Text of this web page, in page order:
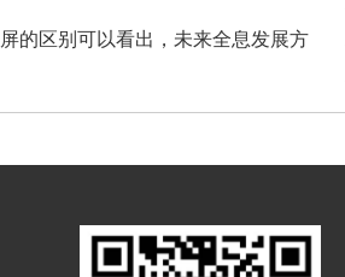
的区别可以看出，未来全息发展方